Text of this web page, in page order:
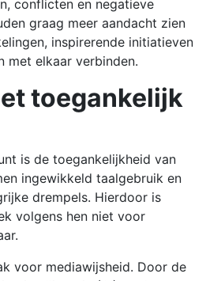
conflicten en negatieve
graag meer aandacht zien
inspirerende initiatieven
met elkaar verbinden.
toegankelijk
is de toegankelijkheid van
ingewikkeld taalgebruik en
drempels. Hierdoor is
volgens hen niet voor
voor mediawijsheid. Door de